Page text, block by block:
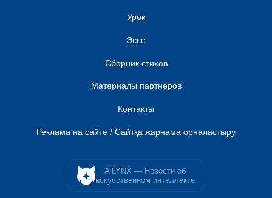
Урок
Эссе
Сборник стихов
Материалы партнеров
Контакты
Реклама на сайте / Сайтқа жарнама орналастыру
AiLYNX — Новости об
искусственном интеллекте